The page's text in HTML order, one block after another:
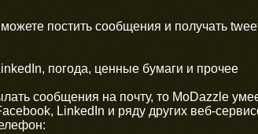
постить сообщения и получать
погода, ценные бумаги и прочее
сообщения на почту, то MoDazzle
LinkedIn и ряду других веб-